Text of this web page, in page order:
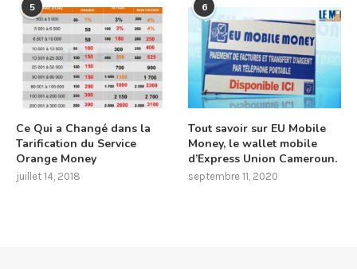
5
Ce Qui a Changé dans la
Tarification du Service
Orange Money
juillet 14, 2018
6
Tout savoir sur EU Mobile
Money, le wallet mobile
d’Express Union Cameroun.
septembre 11, 2020